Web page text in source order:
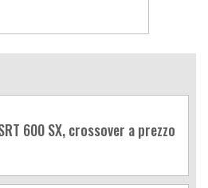
600 SX, crossover a prezzo